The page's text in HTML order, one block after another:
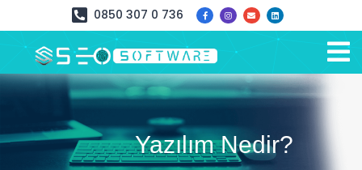
0850 307 0 736
Yazılım Nedir?